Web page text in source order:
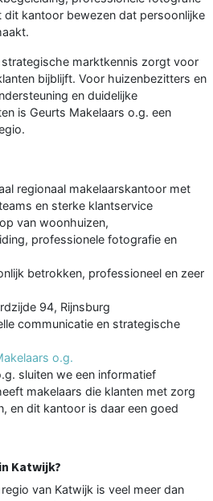
dit kantoor bewezen dat persoonlijke
strategische marktkennis zorgt voor
bijblijft. Voor huizenbezitters en
en duidelijke
is Geurts Makelaars o.g. een
regionaal makelaarskantoor met
en sterke klantservice
van woonhuizen,
professionele fotografie en
betrokken, professioneel en zeer
94, Rijnsburg
communicatie en strategische
o.g.
sluiten we een informatief
makelaars die klanten met zorg
en dit kantoor is daar een goed
Katwijk?
van Katwijk is veel meer dan